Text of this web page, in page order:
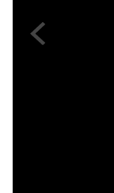
Previous